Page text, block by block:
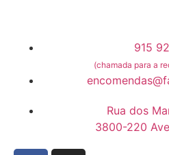
915
(chamada para a
Rua dos
3800-220